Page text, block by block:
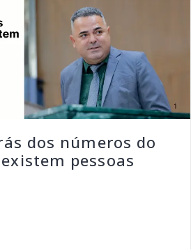
dos números do
pessoas